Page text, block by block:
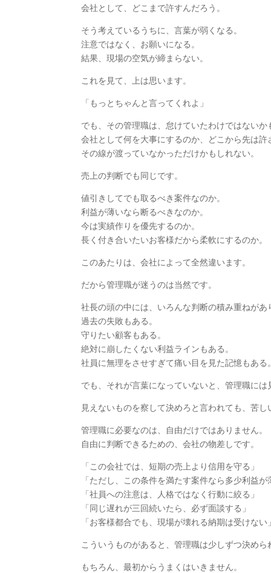
会社として、どこまで許すんだろう。
そう考えているうちに、言葉が弱くなる。
注意ではなく、お願いになる。
結果、現場の空気が締まらない。
これを見て、上は思います。
「もっとちゃんと言ってくれよ」
でも、その管理職は、怠けていたわけではないか
会社として何を大事にするのか、どこから先は許
その線が渡っていなかっただけかもしれない。
売上の判断でも同じです。
値引きしてでも取るべき案件なのか。
利益が薄いなら断るべきなのか。
今は実績作りを優先するのか。
長く付き合いたいお客様だから柔軟にするのか。
このあたりは、会社によって全然違います。
だから管理職が迷うのは当然です。
社長の頭の中には、いろんな判断の積み重ねがあ
過去の失敗もある。
守りたい顧客もある。
絶対に崩したくない利益ラインもある。
社員に無理をさせすぎて痛い目を見た記憶もある。
でも、それが言葉になっていないと、管理職には
見えないものを察して決めろと言われても、苦し
管理職に必要なのは、自由だけではありません。
自由に判断できるための、会社の物差しです。
「この会社では、短期の売上より信用を守る」
「ただし、この条件を満たす案件なら多少利益が
「社員への注意は、人格ではなく行動に絞る」
「同じ遅れが三回続いたら、必ず面談する」
「お客様都合でも、現場が壊れる納期は受けない」
こういうものがあると、管理職は少しずつ決めら
もちろん、最初からうまくはいきません。